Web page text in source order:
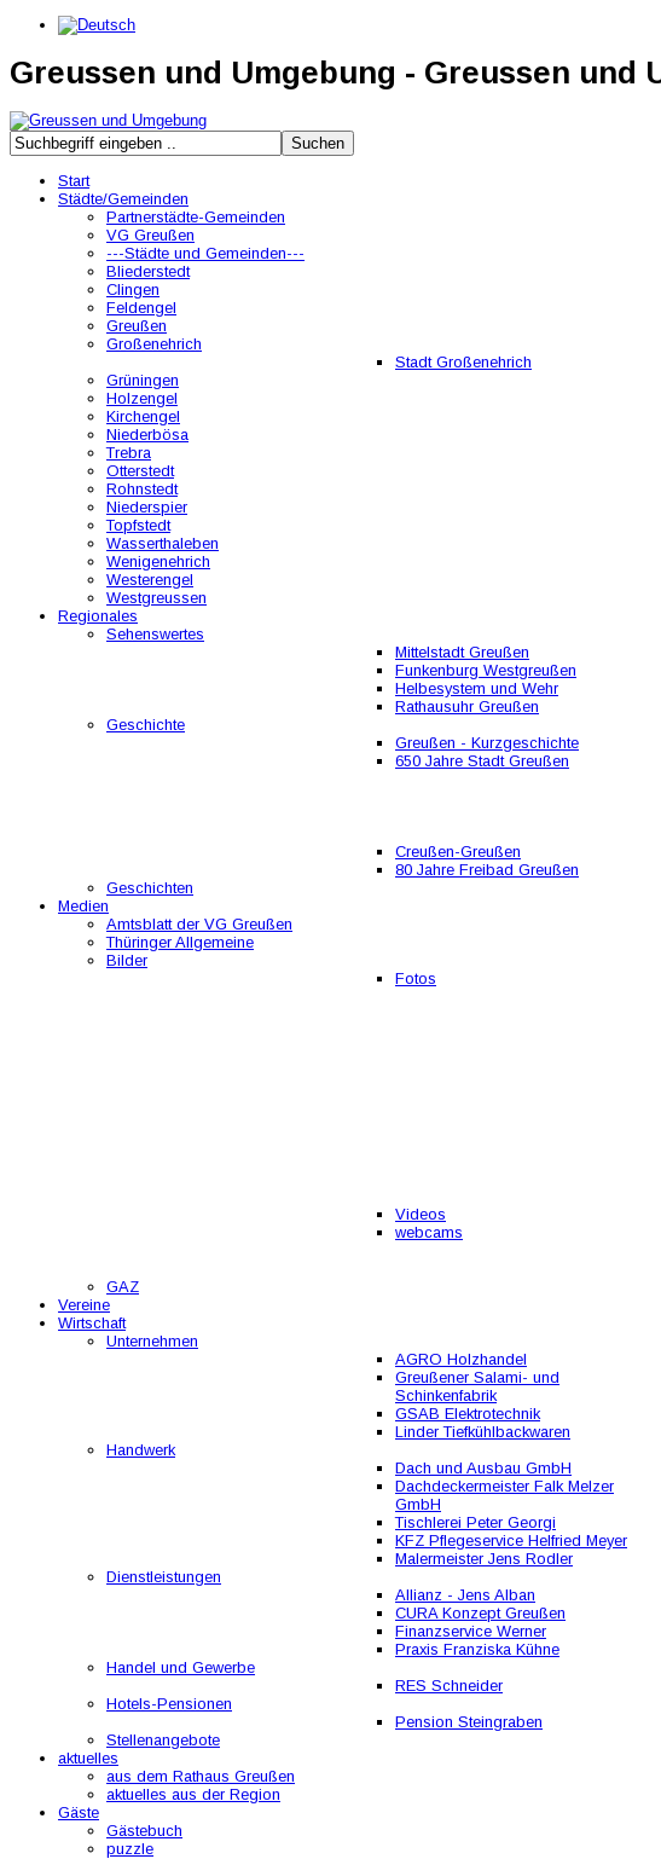
Greussen und Umgebung - Greussen und
Start
Städte/Gemeinden
Partnerstädte-Gemeinden
VG Greußen
---Städte und Gemeinden---
Bliederstedt
Clingen
Feldengel
Greußen
Großenehrich
Stadt Großenehrich
Grüningen
Holzengel
Kirchengel
Niederbösa
Trebra
Otterstedt
Rohnstedt
Niederspier
Topfstedt
Wasserthaleben
Wenigenehrich
Westerengel
Westgreussen
Regionales
Sehenswertes
Mittelstadt Greußen
Funkenburg Westgreußen
Helbesystem und Wehr
Rathausuhr Greußen
Geschichte
Greußen - Kurzgeschichte
650 Jahre Stadt Greußen
Creußen-Greußen
80 Jahre Freibad Greußen
Geschichten
Medien
Amtsblatt der VG Greußen
Thüringer Allgemeine
Bilder
Fotos
Videos
webcams
GAZ
Vereine
Wirtschaft
Unternehmen
AGRO Holzhandel
Greußener Salami- und
Schinkenfabrik
GSAB Elektrotechnik
Linder Tiefkühlbackwaren
Handwerk
Dach und Ausbau GmbH
Dachdeckermeister Falk Melzer
GmbH
Tischlerei Peter Georgi
KFZ Pflegeservice Helfried Meyer
Malermeister Jens Rodler
Dienstleistungen
Allianz - Jens Alban
CURA Konzept Greußen
Finanzservice Werner
Praxis Franziska Kühne
Handel und Gewerbe
RES Schneider
Hotels-Pensionen
Pension Steingraben
Stellenangebote
aktuelles
aus dem Rathaus Greußen
aktuelles aus der Region
Gäste
Gästebuch
puzzle